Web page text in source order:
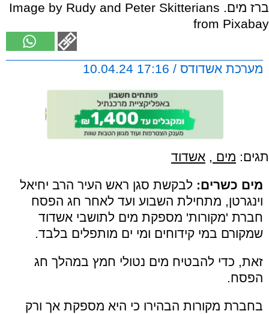
ברז מים. Image by Rudy and Peter Skitterians
from Pixabay
מערכת אשדודס / 17:16 10.04.24
תגים: מים , אשדוד
מים כשרים: לבקשת סגן ראש העיר הרב יחיאל
וינגרטן, מתחילת השבוע ועד לאחר חג הפסח
חברת 'מקורות' מספקת מים לתושבי אשדוד
שמקורם במי קידוחים ומי ים מותפלים בלבד.
זאת, כדי להבטיח מים נטולי חמץ במהלך חג
הפסח.
בחברת מקורות הבהירו כי היא מספקת אך ורק